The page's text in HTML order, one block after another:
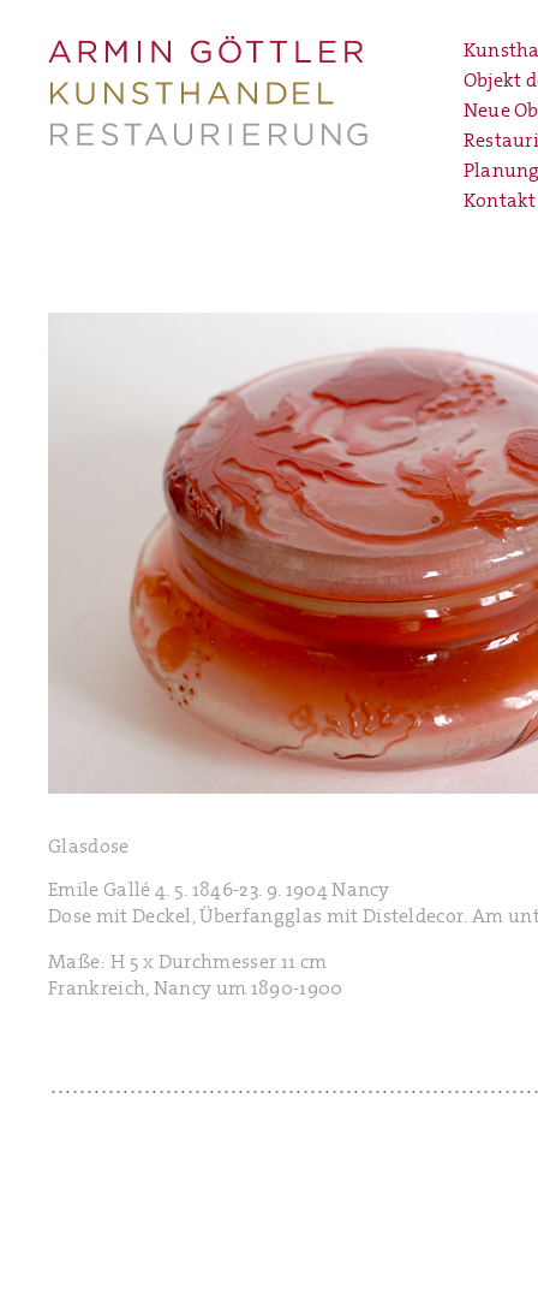
Objekt
Neue
Kontakt
Glasdose
Emile Gallé 4. 5. 1846-23. 9. 1904 Nancy
Dose mit Deckel, Überfangglas mit Disteldecor. Am
Maße: H 5 x Durchmesser 11 cm
Frankreich, Nancy um 1890-1900